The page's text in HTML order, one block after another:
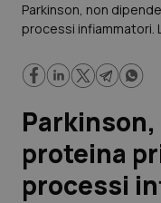
Governo e
Regioni e Asl
Lavoro e
Scienza e Farmaci
Parkinson, non
processi infiammatori.
proteina
processi